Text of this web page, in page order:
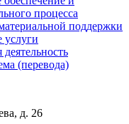
процесса
поддержки
услуги
(перевода)
д. 26